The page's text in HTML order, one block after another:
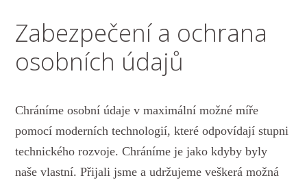
Zabezpečení a ochrana
osobních údajů
Chráníme osobní údaje v maximální možné míře
pomocí moderních technologií, které odpovídají stupni
technického rozvoje. Chráníme je jako kdyby byly
naše vlastní. Přijali jsme a udržujeme veškerá možná